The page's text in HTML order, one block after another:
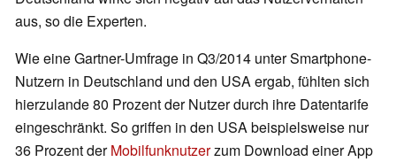
aus, so die Experten.
Wie eine Gartner-Umfrage in Q3/2014 unter Smartphone-
Nutzern in Deutschland und den USA ergab, fühlten sich
hierzulande 80 Prozent der Nutzer durch ihre Datentarife
eingeschränkt. So griffen in den USA beispielsweise nur
36 Prozent derMobilfunknutzerzum Download einer App